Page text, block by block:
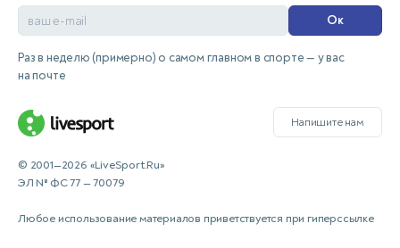
Ок
Раз в неделю (примерно) о самом главном в спорте — у вас
на почте
Напишите нам
© 2001—2026 «LiveSport.Ru»
ЭЛ № ФС 77 — 70079
Любое использование материалов приветствуется при гиперссылке